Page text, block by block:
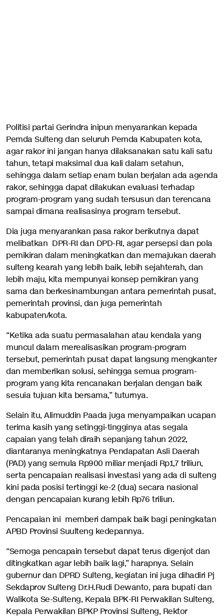
Politisi partai Gerindra inipun menyarankan kepada
Pemda Sulteng dan seluruh Pemda Kabupaten kota,
agar rakor ini jangan hanya dilaksanakan satu kali satu
tahun, tetapi maksimal dua kali dalam setahun,
sehingga dalam setiap enam bulan berjalan ada agenda
rakor, sehingga dapat dilakukan evaluasi terhadap
program-program yang sudah tersusun dan terencana
sampai dimana realisasinya program tersebut.
Dia juga menyarankan pasa rakor berikutnya dapat
melibatkan DPR-RI dan DPD-RI, agar persepsi dan pola
pemikiran dalam meningkatkan dan memajukan daerah
sulteng kearah yang lebih baik, lebih sejahterah, dan
lebih maju, kita mempunyai konsep pemikiran yang
sama dan berkesinambungan antara pemerintah pusat,
pemerintah provinsi, dan juga pemerintah
kabupaten/kota.
“Ketika ada suatu permasalahan atau kendala yang
muncul dalam merealisasikan program-program
tersebut, pemerintah pusat dapat langsung mengkanter
dan memberikan solusi, sehingga semua program-
program yang kita rencanakan berjalan dengan baik
sesuia tujuan kita bersama,” tuturnya.
Selain itu, Alimuddin Paada juga menyampaikan ucapan
terima kasih yang setinggi-tingginya atas segala
capaian yang telah diraih sepanjang tahun 2022,
diantaranya meningkatnya Pendapatan Asli Daerah
(PAD) yang semula Rp900 miliar menjadi Rp1,7 triliun,
serta pencapaian realisasi investasi yang ada di sulteng
kini pada posisi tertinggi ke-2 (dua) secara nasional
dengan pencapaian kurang lebih Rp76 triliun.
Pencapaian ini memberi dampak baik bagi peningkatan
APBD Provinsi Suulteng kedepannya.
“Semoga pencapain tersebut dapat terus digenjot dan
ditingkatkan agar lebih baik lagi,” harapnya. Selain
gubernur dan DPRD Sulteng, kegiatan ini juga dihadiri Pj
Sekdaprov Sulteng Dr.H.Rudi Dewanto, para bupati dan
Walikota Se-Sulteng, Kepala BPK-RI Perwakilan Sulteng,
Kepala Perwakilan BPKP Provinsi Sulteng, Rektor